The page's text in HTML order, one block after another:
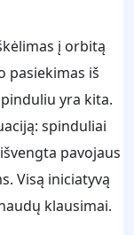
į orbitą
pasiekimas iš
yra kita.
spinduliai
pavojaus
Visą iniciatyvą
klausimai.